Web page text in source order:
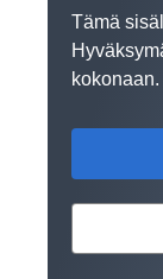
Tämä
kokonaan.